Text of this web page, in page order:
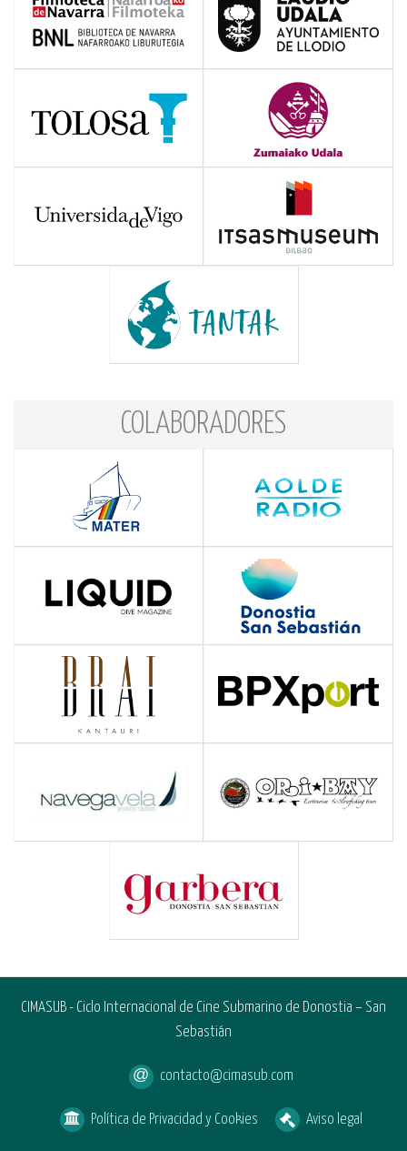
COLABORADORES
CIMASUB - Ciclo Internacional de Cine Submarino de Donostia – San
Sebastián
contacto@cimasub.com
Política de Privacidad y Cookies Aviso legal